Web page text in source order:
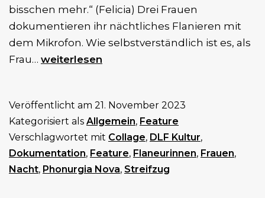
bisschen mehr.“ (Felicia) Drei Frauen
dokumentieren ihr nächtliches Flanieren mit
dem Mikrofon. Wie selbstverständlich ist es, als
Frau… Nachts
mit
drei
Flaneurinnen
weiterlesen
Veröffentlicht am 21. November 2023
Kategorisiert als Allgemein, Feature
Verschlagwortet mit Collage, DLF Kultur,
Dokumentation, Feature, Flaneurinnen, Frauen,
Nacht, Phonurgia Nova, Streifzug